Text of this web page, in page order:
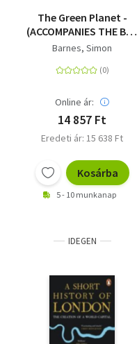
The Green Planet -
(ACCOMPANIES THE BBC
SERIES PRESENTED BY
ATTENBOROUGH)
Barnes, Simon
Online ár:
14 857 Ft
Eredeti ár: 15 638 Ft
Kosárba
5 - 10 munkanap
IDEGEN